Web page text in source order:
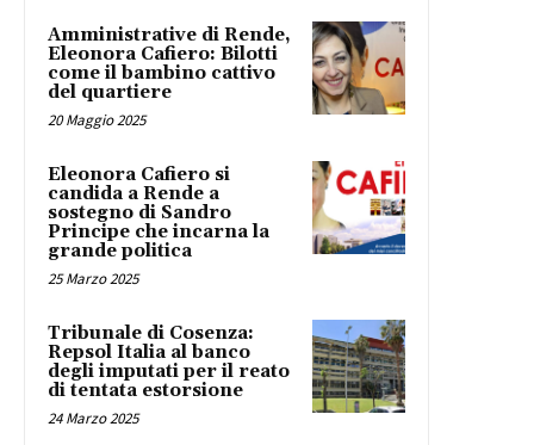
Amministrative di Rende,
Eleonora Cafiero: Bilotti
come il bambino cattivo
del quartiere
20 Maggio 2025
Eleonora Cafiero si
candida a Rende a
sostegno di Sandro
Principe che incarna la
grande politica
25 Marzo 2025
Tribunale di Cosenza:
Repsol Italia al banco
degli imputati per il reato
di tentata estorsione
24 Marzo 2025